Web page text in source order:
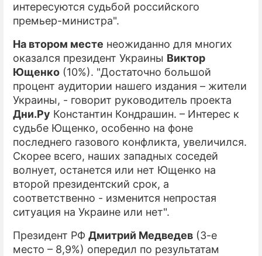
интересуются судьбой российского
премьер-министра".
На втором месте неожиданно для многих
оказался президент Украины Виктор
Ющенко (10%). "Достаточно большой
процент аудитории нашего издания – жители
Украины, - говорит руководитель проекта
Дни.Ру Константин Кондрашин. – Интерес к
судьбе Ющенко, особенно на фоне
последнего газового конфликта, увеличился.
Скорее всего, наших западных соседей
волнует, останется или нет Ющенко на
второй президентский срок, а
соответственно - изменится непростая
ситуация на Украине или нет".
Президент РФ Дмитрий Медведев (3-е
место – 8,9%) опередил по результатам